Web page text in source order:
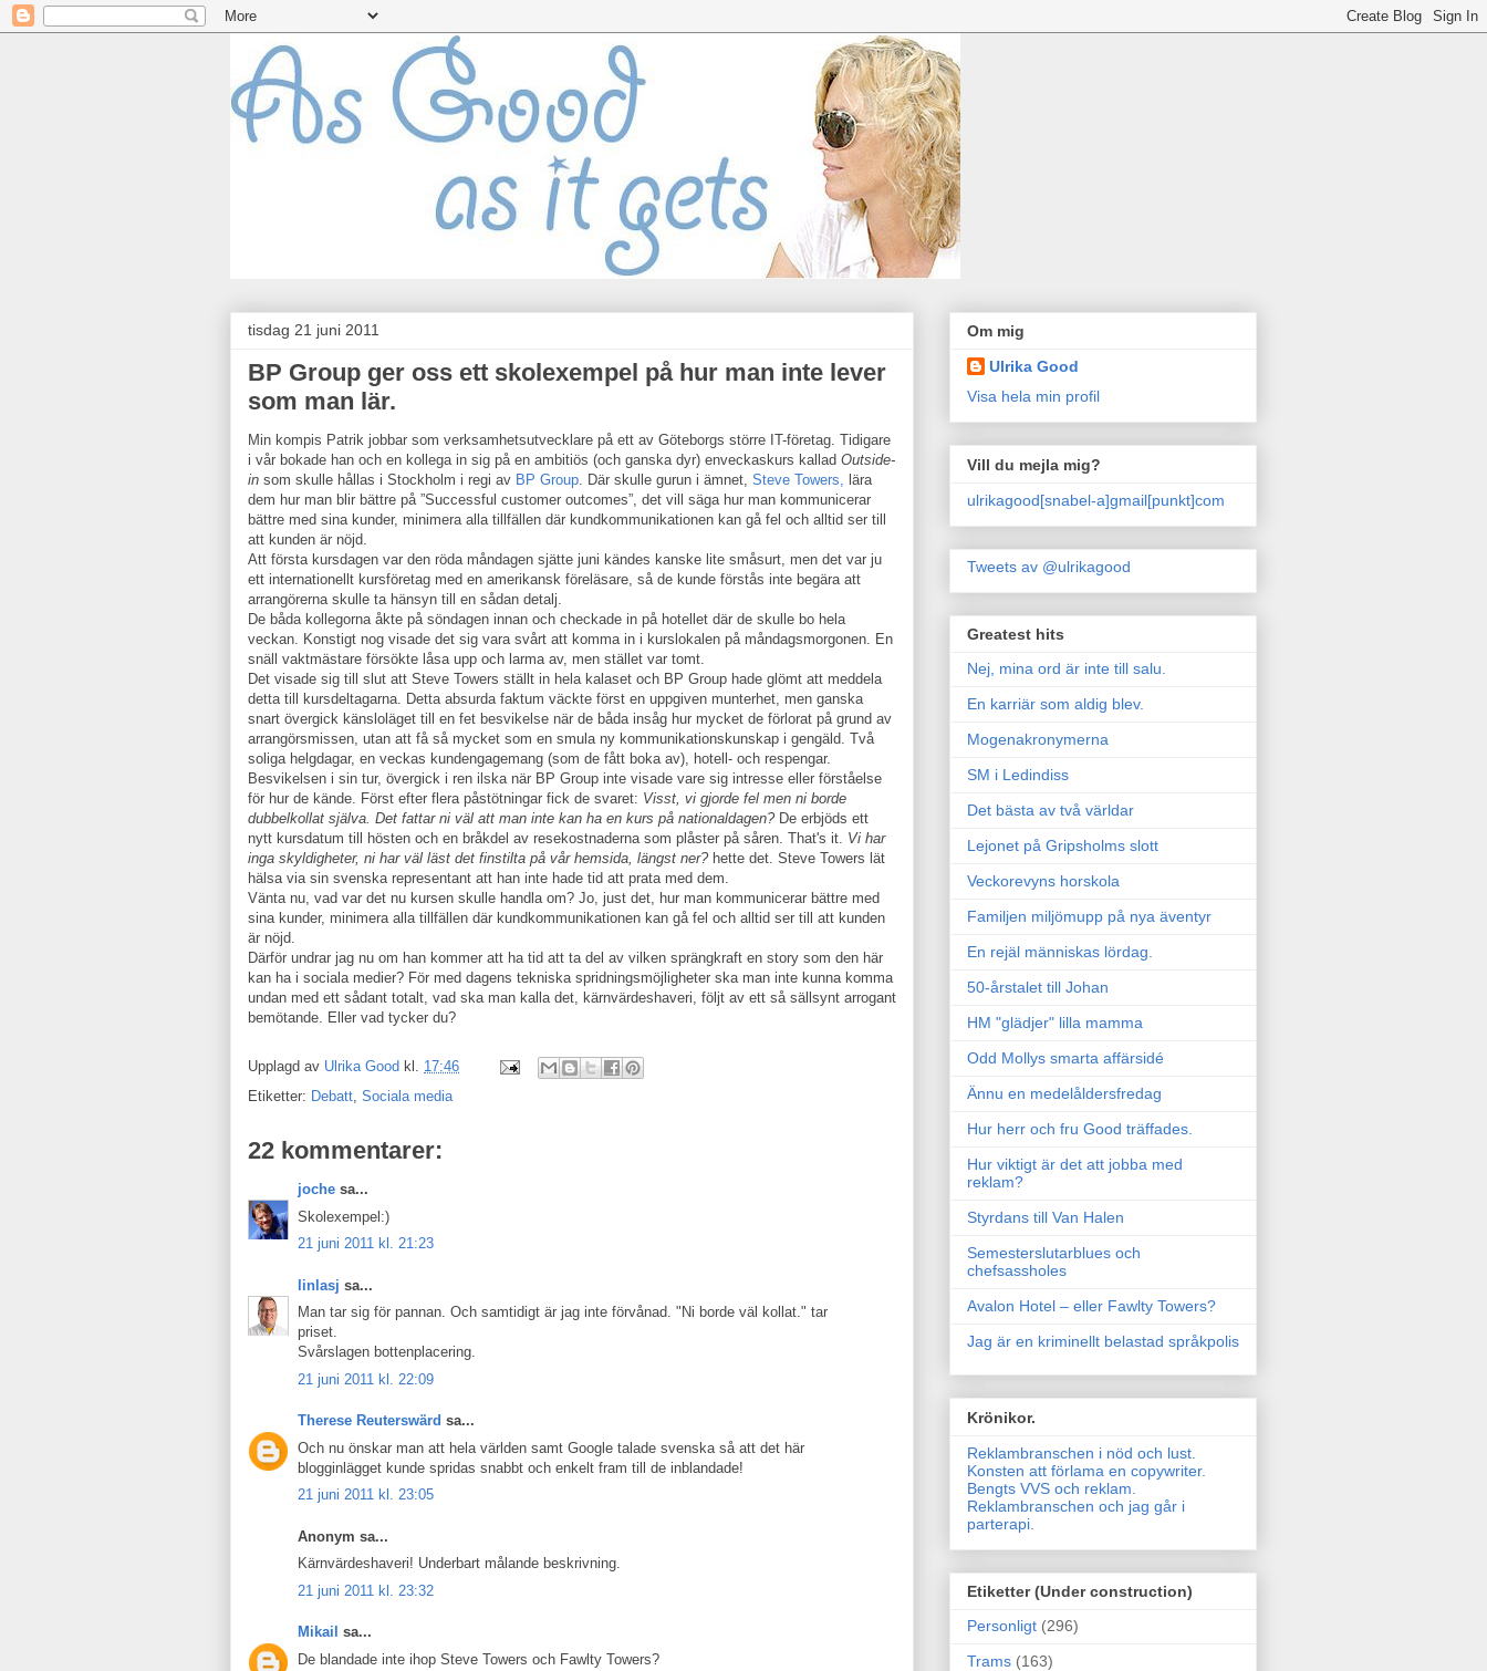
tisdag 21 juni 2011
BP Group ger oss ett skolexempel på hur man inte lever
som man lär.
Min kompis Patrik jobbar som verksamhetsutvecklare på ett av Göteborgs större IT-företag. Tidigare
i vår bokade han och en kollega in sig på en ambitiös (och ganska dyr) enveckaskurs kallad Outside-
in som skulle hållas i Stockholm i regi av BP Group. Där skulle gurun i ämnet, Steve Towers, lära
dem hur man blir bättre på ”Successful customer outcomes”, det vill säga hur man kommunicerar
bättre med sina kunder, minimera alla tillfällen där kundkommunikationen kan gå fel och alltid ser till
att kunden är nöjd.
Att första kursdagen var den röda måndagen sjätte juni kändes kanske lite småsurt, men det var ju
ett internationellt kursföretag med en amerikansk föreläsare, så de kunde förstås inte begära att
arrangörerna skulle ta hänsyn till en sådan detalj.
De båda kollegorna åkte på söndagen innan och checkade in på hotellet där de skulle bo hela
veckan. Konstigt nog visade det sig vara svårt att komma in i kurslokalen på måndagsmorgonen. En
snäll vaktmästare försökte låsa upp och larma av, men stället var tomt.
Det visade sig till slut att Steve Towers ställt in hela kalaset och BP Group hade glömt att meddela
detta till kursdeltagarna. Detta absurda faktum väckte först en uppgiven munterhet, men ganska
snart övergick känsloläget till en fet besvikelse när de båda insåg hur mycket de förlorat på grund av
arrangörsmissen, utan att få så mycket som en smula ny kommunikationskunskap i gengäld. Två
soliga helgdagar, en veckas kundengagemang (som de fått boka av), hotell- och respengar.
Besvikelsen i sin tur, övergick i ren ilska när BP Group inte visade vare sig intresse eller förståelse
för hur de kände. Först efter flera påstötningar fick de svaret: Visst, vi gjorde fel men ni borde
dubbelkollat själva. Det fattar ni väl att man inte kan ha en kurs på nationaldagen?De erbjöds ett
nytt kursdatum till hösten och en bråkdel av resekostnaderna som plåster på såren. That's it. Vi har
inga skyldigheter, ni har väl läst det finstilta på vår hemsida, längst ner?hette det. Steve Towers lät
hälsa via sin svenska representant att han inte hade tid att prata med dem.
Vänta nu, vad var det nu kursen skulle handla om? Jo, just det, hur man kommunicerar bättre med
sina kunder, minimera alla tillfällen där kundkommunikationen kan gå fel och alltid ser till att kunden
är nöjd.
Därför undrar jag nu om han kommer att ha tid att ta del av vilken sprängkraft en story som den här
kan ha i sociala medier? För med dagens tekniska spridningsmöjligheter ska man inte kunna komma
undan med ett sådant totalt, vad ska man kalla det, kärnvärdeshaveri, följt av ett så sällsynt arrogant
bemötande. Eller vad tycker du?
Upplagd av Ulrika Good kl. 17:46
Etiketter: Debatt, Sociala media
22 kommentarer:
joche sa...
Skolexempel:)
21 juni 2011 kl. 21:23
linlasj sa...
Man tar sig för pannan. Och samtidigt är jag inte förvånad. "Ni borde väl kollat." tar
priset.
Svårslagen bottenplacering.
21 juni 2011 kl. 22:09
Therese Reuterswärd sa...
Och nu önskar man att hela världen samt Google talade svenska så att det här
blogginlägget kunde spridas snabbt och enkelt fram till de inblandade!
21 juni 2011 kl. 23:05
Anonym sa...
Kärnvärdeshaveri! Underbart målande beskrivning.
21 juni 2011 kl. 23:32
Mikail sa...
De blandade inte ihop Steve Towers och Fawlty Towers?
Om mig
Ulrika Good
Visa hela min profil
Vill du mejla mig?
ulrikagood[snabel-a]gmail[punkt]com
Tweets av @ulrikagood
Greatest hits
Nej, mina ord är inte till salu.
En karriär som aldig blev.
Mogenakronymerna
SM i Ledindiss
Det bästa av två världar
Lejonet på Gripsholms slott
Veckorevyns horskola
Familjen miljömupp på nya äventyr
En rejäl människas lördag.
50-årstalet till Johan
HM "glädjer" lilla mamma
Odd Mollys smarta affärsidé
Ännu en medelåldersfredag
Hur herr och fru Good träffades.
Hur viktigt är det att jobba med
reklam?
Styrdans till Van Halen
Semesterslutarblues och
chefsassholes
Avalon Hotel – eller Fawlty Towers?
Jag är en kriminellt belastad språkpolis
Krönikor.
Reklambranschen i nöd och lust.
Konsten att förlama en copywriter.
Bengts VVS och reklam.
Reklambranschen och jag går i
parterapi.
Etiketter (Under construction)
Personligt (296)
Trams (163)